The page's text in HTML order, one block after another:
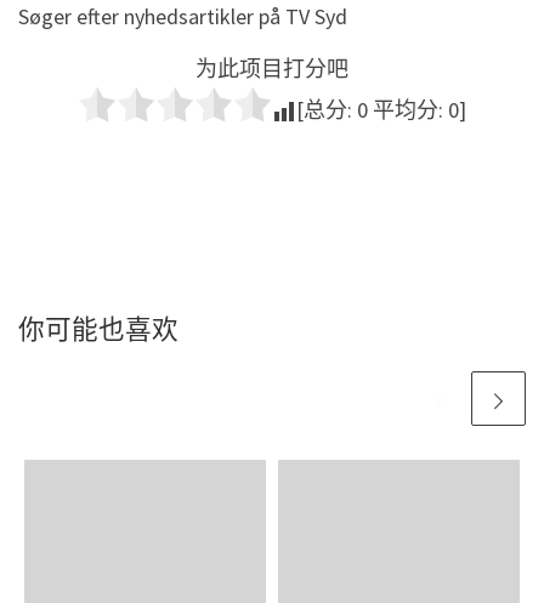
Søger efter nyhedsartikler på TV Syd
为此项目打分吧
[总分: 0 平均分: 0]
你可能也喜欢